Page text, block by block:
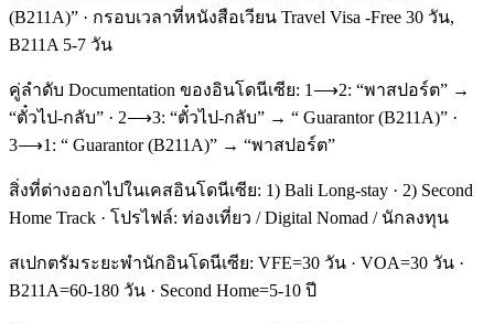
(B211A)” · กรอบเวลาที่หนังสือเวียน Travel Visa -Free 30 วัน,
B211A 5-7 วัน
คู่ลำดับ Documentation ของอินโดนีเซีย: 1⟶2: “พาสปอร์ต” →
“ตั๋วไป-กลับ” · 2⟶3: “ตั๋วไป-กลับ” → “ Guarantor (B211A)” ·
3⟶1: “ Guarantor (B211A)” → “พาสปอร์ต”
สิ่งที่ต่างออกไปในเคสอินโดนีเซีย: 1) Bali Long-stay · 2) Second
Home Track · โปรไฟล์: ท่องเที่ยว / Digital Nomad / นักลงทุน
สเปกตรัมระยะพำนักอินโดนีเซีย: VFE=30 วัน · VOA=30 วัน ·
B211A=60-180 วัน · Second Home=5-10 ปี